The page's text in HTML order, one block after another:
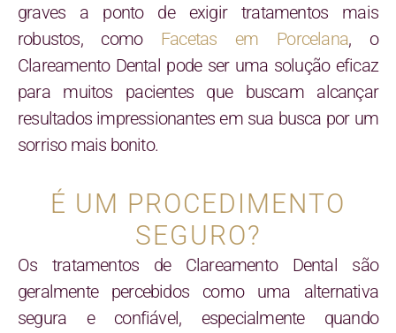
graves a ponto de exigir tratamentos mais
robustos, como Facetas em Porcelana, o
Clareamento Dental pode ser uma solução eficaz
para muitos pacientes que buscam alcançar
resultados impressionantes em sua busca por um
sorriso mais bonito.
É UM PROCEDIMENTO
SEGURO?
Os tratamentos de Clareamento Dental são
geralmente percebidos como uma alternativa
segura e confiável, especialmente quando